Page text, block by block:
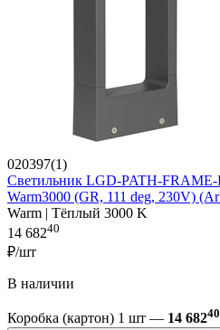
020397(1)
Светильник LGD-PATH-
Warm3000 (GR, 111 deg, 230V)
Warm | Тёплый 3000 K
14 68240
₽/шт
В наличии
Коробка (картон) 1 шт — 14 68240